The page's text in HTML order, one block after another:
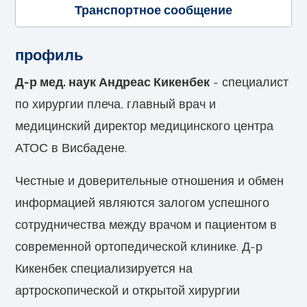
Транспортное сообщение
профиль
Д-р мед. наук Андреас Кикенбек - специалист
по хирургии плеча, главный врач и
медицинский директор медицинского центра
АТОС в Висбадене.
Честные и доверительные отношения и обмен
информацией являются залогом успешного
сотрудничества между врачом и пациентом в
современной ортопедической клинике. Д-р
Кикенбек специализируется на
артроскопической и открытой хирургии